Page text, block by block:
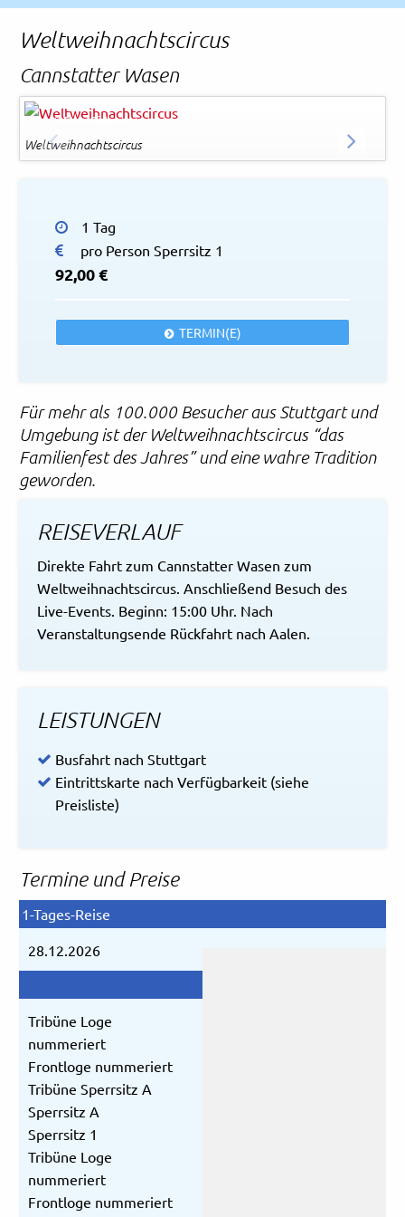
Weltweihnachtscircus
Cannstatter Wasen
ZURÜCK
Weltweihnachtscircus
Reiner Pfisterer
© Reiner Pfisterer
WEITER
1 Tag
pro Person Sperrsitz 1
92,00 €
TERMIN(E)
Für mehr als 100.000 Besucher aus Stuttgart und
Umgebung ist der Weltweihnachtscircus “das
Familienfest des Jahres” und eine wahre Tradition
geworden.
REISEVERLAUF
Direkte Fahrt zum Cannstatter Wasen zum
Weltweihnachtscircus. Anschließend Besuch des
Live-Events. Beginn: 15:00 Uhr. Nach
Veranstaltungsende Rückfahrt nach Aalen.
LEISTUNGEN
Busfahrt nach Stuttgart
Eintrittskarte nach Verfügbarkeit (siehe
Preisliste)
Termine und Preise
28.12.2026
Tribüne Loge
nummeriert
Frontloge nummeriert
Tribüne Sperrsitz A
Sperrsitz A
Sperrsitz 1
Tribüne Loge
nummeriert
Frontloge nummeriert
Reiseversicherung